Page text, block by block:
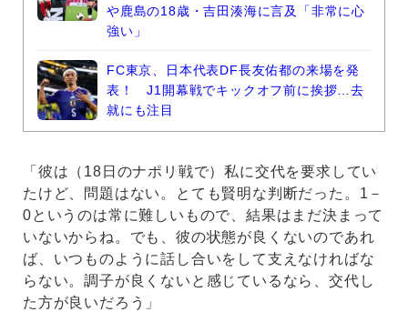
や鹿島の18歳・吉田湊海に言及「非常に心
強い」
FC東京、日本代表DF長友佑都の来場を発
表！ J1開幕戦でキックオフ前に挨拶…去
就にも注目
「彼は（18日のナポリ戦で）私に交代を要求してい
たけど、問題はない。とても賢明な判断だった。1－
0というのは常に難しいもので、結果はまだ決まって
いないからね。でも、彼の状態が良くないのであれ
ば、いつものように話し合いをして支えなければな
らない。調子が良くないと感じているなら、交代し
た方が良いだろう」